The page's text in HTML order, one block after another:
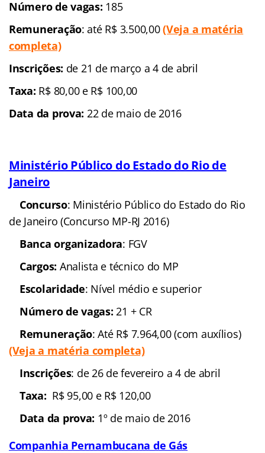
Número de vagas: 185
Remuneração: até R$ 3.500,00(Veja a matéria
completa)
Inscrições: de 21 de março a 4 de abril
Taxa: R$ 80,00 e R$ 100,00
Data da prova: 22 de maio de 2016
Ministério Público do Estado do Rio de
Janeiro
Concurso: Ministério Público do Estado do Rio
de Janeiro (Concurso MP-RJ 2016)
Banca organizadora: FGV
Cargos: Analista e técnico do MP
Escolaridade: Nível médio e superior
Número de vagas: 21 + CR
Remuneração: Até R$ 7.964,00 (com auxílios)
(Veja a matéria completa)
Inscrições: de 26 de fevereiro a 4 de abril
Taxa: R$ 95,00 e R$ 120,00
Data da prova: 1º de maio de 2016
Companhia Pernambucana de Gás